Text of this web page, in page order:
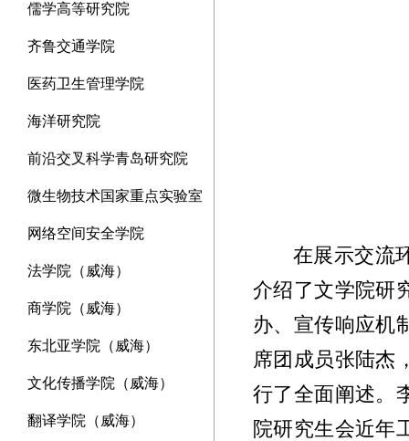
儒学高等研究院
齐鲁交通学院
医药卫生管理学院
海洋研究院
前沿交叉科学青岛研究院
微生物技术国家重点实验室
网络空间安全学院
法学院（威海）
商学院（威海）
东北亚学院（威海）
文化传播学院（威海）
翻译学院（威海）
在展示交流
介绍了文学院研
办、宣传响应机
席团成员张陆杰
行了全面阐述。
院研究生会近年